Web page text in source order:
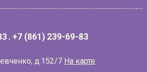
, +7 (861) 239-69-83
д.152/7 На карте